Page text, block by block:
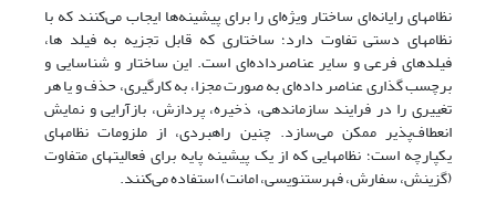
نظامهای رایانه‌ای ساختار ویژه‌ای را برای پیشینه‌ها ایجاب می‌کنند که با
نظامهای دستی تفاوت دارد؛ ساختاری که قابل تجزیه به فیلد ها،
فیلدهای فرعی و سایر عناصرداده‌ای است. این ساختار و شناسایی و
برچسب گذاری عناصر داده‌ای به صورت مجزا، به کارگیری، حذف و یا هر
تغییری را در فرایند سازماندهی، ذخیره، پردازش، بازآرایی و نمایش
انعطاف‌پذیر ممکن می‌سازد. چنین راهبردی، از ملزومات نظامهای
یکپارچه است؛ نظامهایی که از یک پیشینه پایه برای فعالیتهای متفاوت
(گزینش، سفارش، فهرستنویسی، امانت) استفاده می‌کنند.